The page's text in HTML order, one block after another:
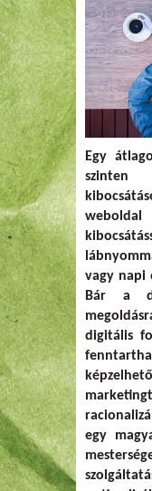
Egy
szinten
vagy napi
Bár a
digitális
egy